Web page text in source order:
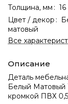
Толщина, мм : 16
Цвет / декор :
матовый
Все
Описание
Деталь
Белый Матовый
кромкой ПВХ